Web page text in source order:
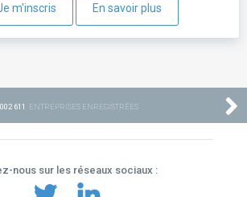
m'inscris En savoir plus
611 ENTREPRISES ENREGISTRÉES
nous sur les réseaux sociaux :